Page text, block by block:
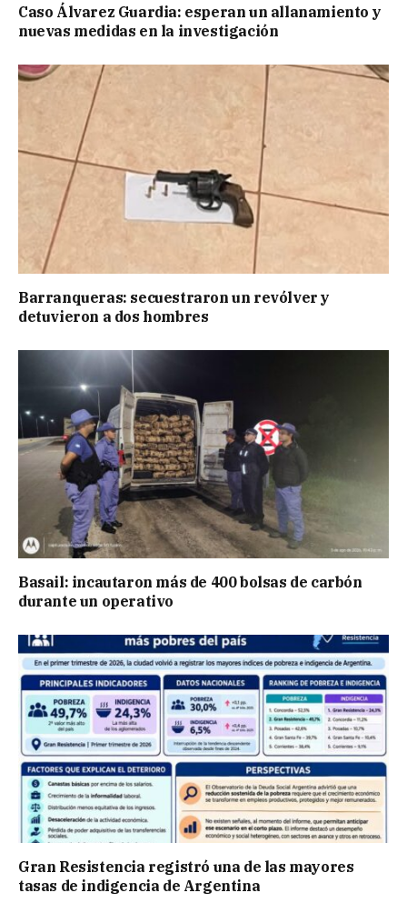
Caso Álvarez Guardia: esperan un allanamiento y
nuevas medidas en la investigación
Barranqueras: secuestraron un revólver y
detuvieron a dos hombres
Basail: incautaron más de 400 bolsas de carbón
durante un operativo
Gran Resistencia registró una de las mayores
tasas de indigencia de Argentina